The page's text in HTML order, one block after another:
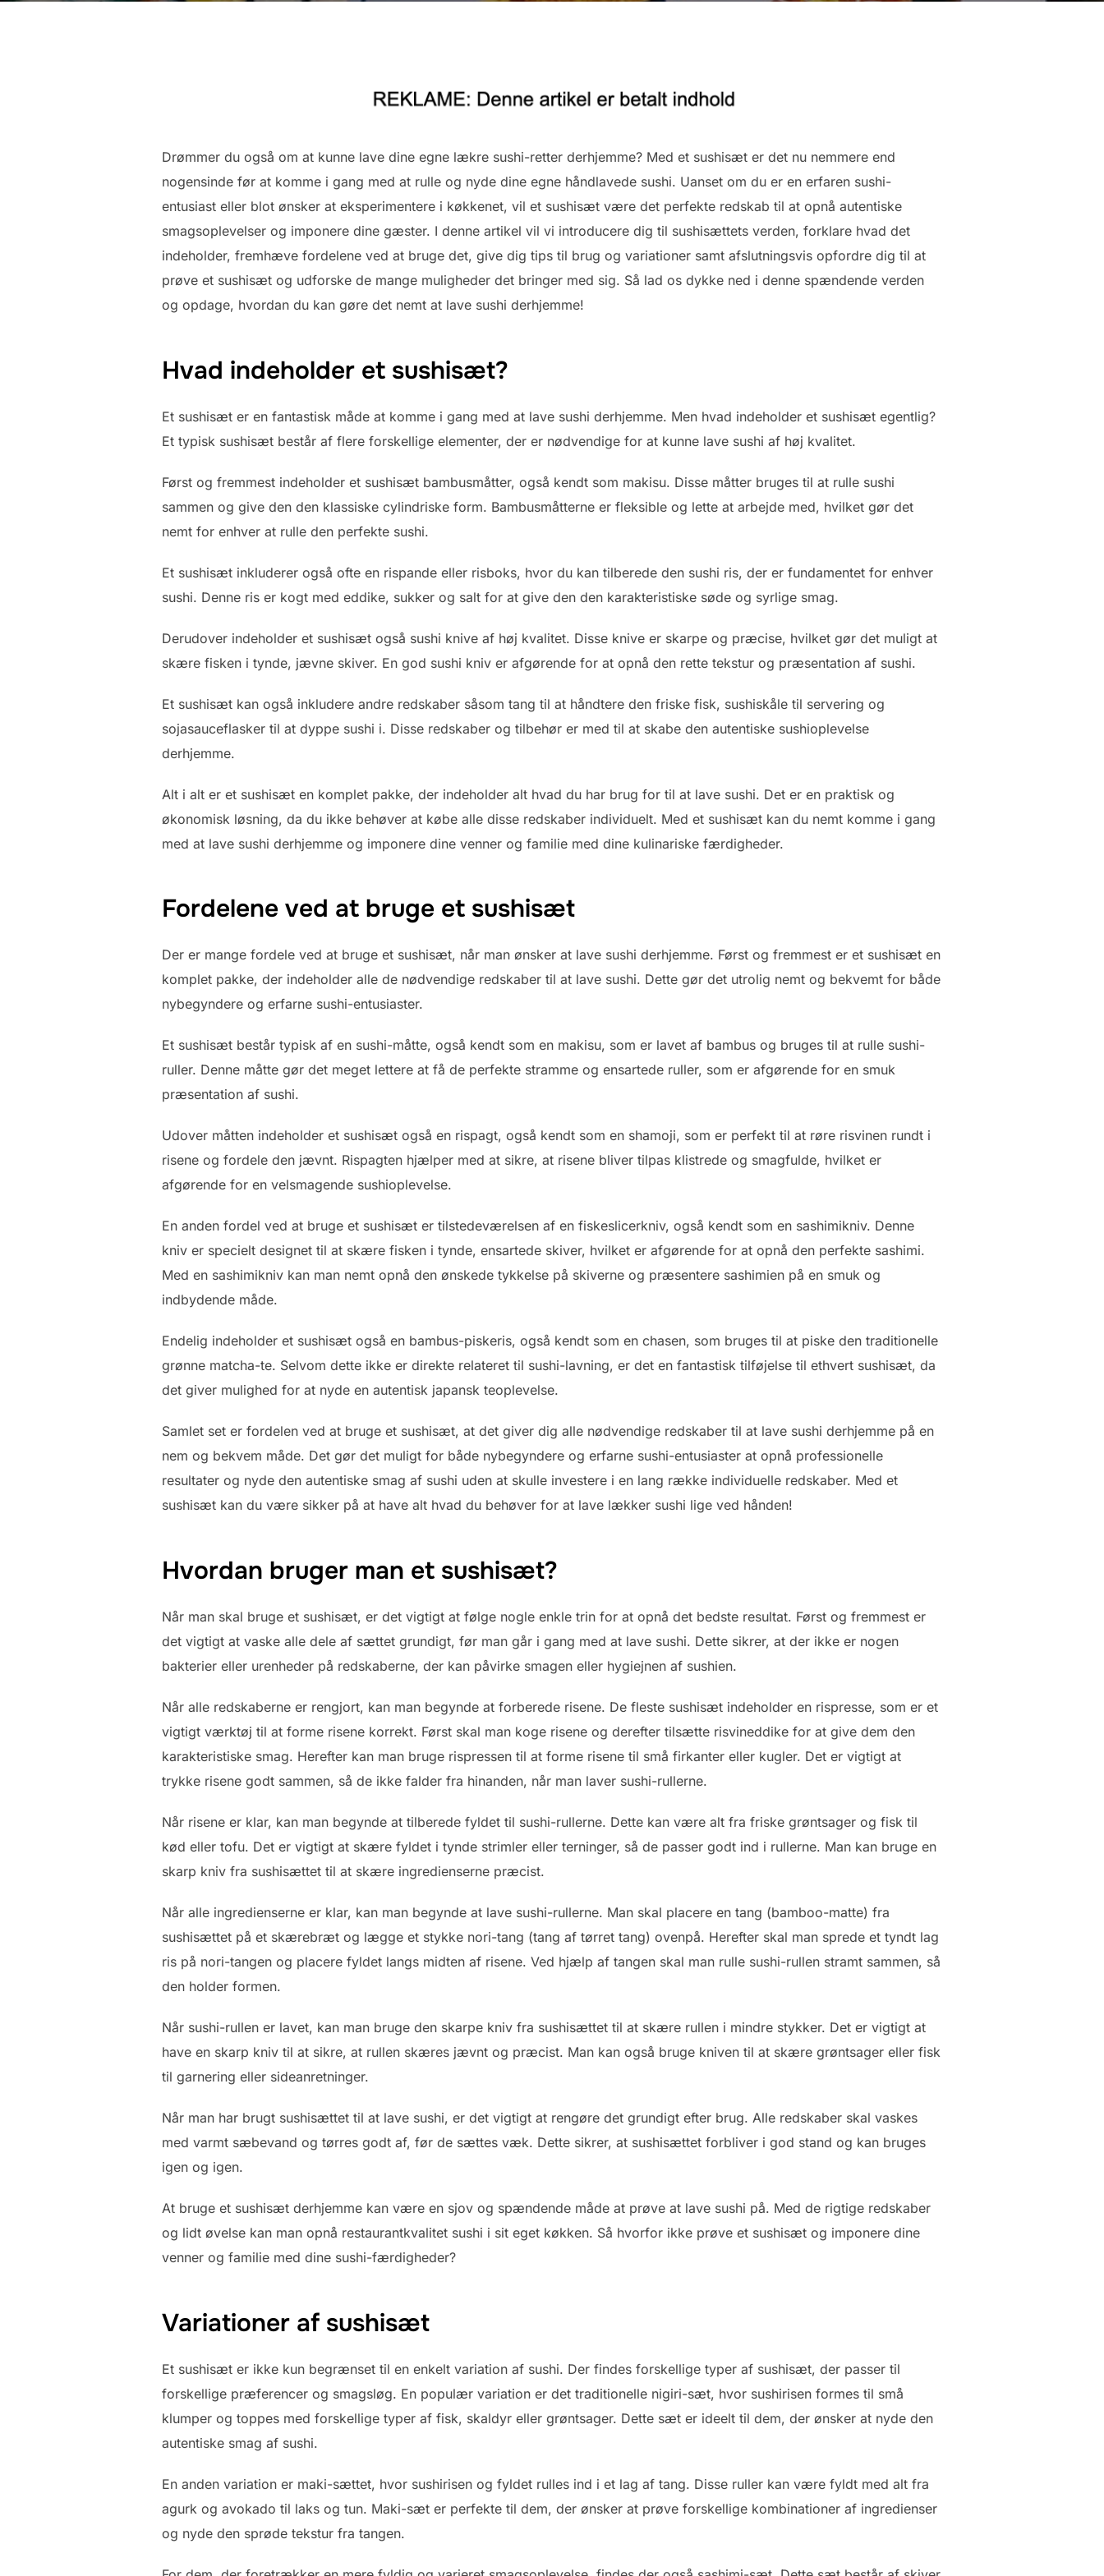
Drømmer du også om at kunne lave dine egne lækre sushi-retter derhjemme? Med et sushisæt er det nu nemmere end
nogensinde før at komme i gang med at rulle og nyde dine egne håndlavede sushi. Uanset om du er en erfaren sushi-
entusiast eller blot ønsker at eksperimentere i køkkenet, vil et sushisæt være det perfekte redskab til at opnå autentiske
smagsoplevelser og imponere dine gæster. I denne artikel vil vi introducere dig til sushisættets verden, forklare hvad det
indeholder, fremhæve fordelene ved at bruge det, give dig tips til brug og variationer samt afslutningsvis opfordre dig til at
prøve et sushisæt og udforske de mange muligheder det bringer med sig. Så lad os dykke ned i denne spændende verden
og opdage, hvordan du kan gøre det nemt at lave sushi derhjemme!
Hvad indeholder et sushisæt?
Et sushisæt er en fantastisk måde at komme i gang med at lave sushi derhjemme. Men hvad indeholder et sushisæt egentlig?
Et typisk sushisæt består af flere forskellige elementer, der er nødvendige for at kunne lave sushi af høj kvalitet.
Først og fremmest indeholder et sushisæt bambusmåtter, også kendt som makisu. Disse måtter bruges til at rulle sushi
sammen og give den den klassiske cylindriske form. Bambusmåtterne er fleksible og lette at arbejde med, hvilket gør det
nemt for enhver at rulle den perfekte sushi.
Et sushisæt inkluderer også ofte en rispande eller risboks, hvor du kan tilberede den sushi ris, der er fundamentet for enhver
sushi. Denne ris er kogt med eddike, sukker og salt for at give den den karakteristiske søde og syrlige smag.
Derudover indeholder et sushisæt også sushi knive af høj kvalitet. Disse knive er skarpe og præcise, hvilket gør det muligt at
skære fisken i tynde, jævne skiver. En god sushi kniv er afgørende for at opnå den rette tekstur og præsentation af sushi.
Et sushisæt kan også inkludere andre redskaber såsom tang til at håndtere den friske fisk, sushiskåle til servering og
sojasauceflasker til at dyppe sushi i. Disse redskaber og tilbehør er med til at skabe den autentiske sushioplevelse
derhjemme.
Alt i alt er et sushisæt en komplet pakke, der indeholder alt hvad du har brug for til at lave sushi. Det er en praktisk og
økonomisk løsning, da du ikke behøver at købe alle disse redskaber individuelt. Med et sushisæt kan du nemt komme i gang
med at lave sushi derhjemme og imponere dine venner og familie med dine kulinariske færdigheder.
Fordelene ved at bruge et sushisæt
Der er mange fordele ved at bruge et sushisæt, når man ønsker at lave sushi derhjemme. Først og fremmest er et sushisæt en
komplet pakke, der indeholder alle de nødvendige redskaber til at lave sushi. Dette gør det utrolig nemt og bekvemt for både
nybegyndere og erfarne sushi-entusiaster.
Et sushisæt består typisk af en sushi-måtte, også kendt som en makisu, som er lavet af bambus og bruges til at rulle sushi-
ruller. Denne måtte gør det meget lettere at få de perfekte stramme og ensartede ruller, som er afgørende for en smuk
præsentation af sushi.
Udover måtten indeholder et sushisæt også en rispagt, også kendt som en shamoji, som er perfekt til at røre risvinen rundt i
risene og fordele den jævnt. Rispagten hjælper med at sikre, at risene bliver tilpas klistrede og smagfulde, hvilket er
afgørende for en velsmagende sushioplevelse.
En anden fordel ved at bruge et sushisæt er tilstedeværelsen af en fiskeslicerkniv, også kendt som en sashimikniv. Denne
kniv er specielt designet til at skære fisken i tynde, ensartede skiver, hvilket er afgørende for at opnå den perfekte sashimi.
Med en sashimikniv kan man nemt opnå den ønskede tykkelse på skiverne og præsentere sashimien på en smuk og
indbydende måde.
Endelig indeholder et sushisæt også en bambus-piskeris, også kendt som en chasen, som bruges til at piske den traditionelle
grønne matcha-te. Selvom dette ikke er direkte relateret til sushi-lavning, er det en fantastisk tilføjelse til ethvert sushisæt, da
det giver mulighed for at nyde en autentisk japansk teoplevelse.
Samlet set er fordelen ved at bruge et sushisæt, at det giver dig alle nødvendige redskaber til at lave sushi derhjemme på en
nem og bekvem måde. Det gør det muligt for både nybegyndere og erfarne sushi-entusiaster at opnå professionelle
resultater og nyde den autentiske smag af sushi uden at skulle investere i en lang række individuelle redskaber. Med et
sushisæt kan du være sikker på at have alt hvad du behøver for at lave lækker sushi lige ved hånden!
Hvordan bruger man et sushisæt?
Når man skal bruge et sushisæt, er det vigtigt at følge nogle enkle trin for at opnå det bedste resultat. Først og fremmest er
det vigtigt at vaske alle dele af sættet grundigt, før man går i gang med at lave sushi. Dette sikrer, at der ikke er nogen
bakterier eller urenheder på redskaberne, der kan påvirke smagen eller hygiejnen af ​​sushien.
Når alle redskaberne er rengjort, kan man begynde at forberede risene. De fleste sushisæt indeholder en rispresse, som er et
vigtigt værktøj til at forme risene korrekt. Først skal man koge risene og derefter tilsætte risvineddike for at give dem den
karakteristiske smag. Herefter kan man bruge rispressen til at forme risene til små firkanter eller kugler. Det er vigtigt at
trykke risene godt sammen, så de ikke falder fra hinanden, når man laver sushi-rullerne.
Når risene er klar, kan man begynde at tilberede fyldet til sushi-rullerne. Dette kan være alt fra friske grøntsager og fisk til
kød eller tofu. Det er vigtigt at skære fyldet i tynde strimler eller terninger, så de passer godt ind i rullerne. Man kan bruge en
skarp kniv fra sushisættet til at skære ingredienserne præcist.
Når alle ingredienserne er klar, kan man begynde at lave sushi-rullerne. Man skal placere en tang (bamboo-matte) fra
sushisættet på et skærebræt og lægge et stykke nori-tang (tang af tørret tang) ovenpå. Herefter skal man sprede et tyndt lag
ris på nori-tangen og placere fyldet langs midten af ​​risene. Ved hjælp af tangen skal man rulle sushi-rullen stramt sammen, så
den holder formen.
Når sushi-rullen er lavet, kan man bruge den skarpe kniv fra sushisættet til at skære rullen i mindre stykker. Det er vigtigt at
have en skarp kniv til at sikre, at rullen skæres jævnt og præcist. Man kan også bruge kniven til at skære grøntsager eller fisk
til garnering eller sideanretninger.
Når man har brugt sushisættet til at lave sushi, er det vigtigt at rengøre det grundigt efter brug. Alle redskaber skal vaskes
med varmt sæbevand og tørres godt af, før de sættes væk. Dette sikrer, at sushisættet forbliver i god stand og kan bruges
igen og igen.
At bruge et sushisæt derhjemme kan være en sjov og spændende måde at prøve at lave sushi på. Med de rigtige redskaber
og lidt øvelse kan man opnå restaurantkvalitet sushi i sit eget køkken. Så hvorfor ikke prøve et sushisæt og imponere dine
venner og familie med dine sushi-færdigheder?
Variationer af sushisæt
Et sushisæt er ikke kun begrænset til en enkelt variation af sushi. Der findes forskellige typer af sushisæt, der passer til
forskellige præferencer og smagsløg. En populær variation er det traditionelle nigiri-sæt, hvor sushirisen formes til små
klumper og toppes med forskellige typer af fisk, skaldyr eller grøntsager. Dette sæt er ideelt til dem, der ønsker at nyde den
autentiske smag af sushi.
En anden variation er maki-sættet, hvor sushirisen og fyldet rulles ind i et lag af tang. Disse ruller kan være fyldt med alt fra
agurk og avokado til laks og tun. Maki-sæt er perfekte til dem, der ønsker at prøve forskellige kombinationer af ingredienser
og nyde den sprøde tekstur fra tangen.